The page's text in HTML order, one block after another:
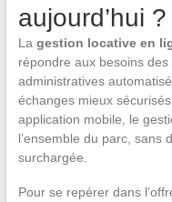
aujourd’hui ?
La gestion locative en
répondre aux besoins
administratives
échanges mieux
application mobile, le
l’ensemble du parc, sans
surchargée.
Pour se repérer dans